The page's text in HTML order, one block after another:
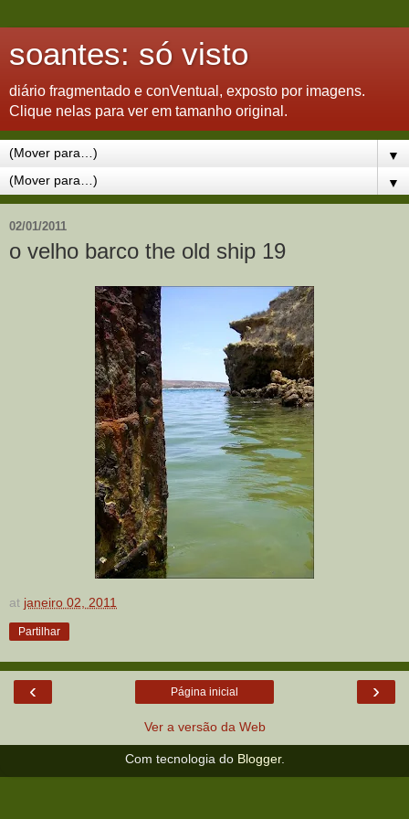
soantes: só visto
diário fragmentado e conVentual, exposto por imagens.
Clique nelas para ver em tamanho original.
▼
▼
02/01/2011
o velho barco the old ship 19
at janeiro 02, 2011
Partilhar
‹ ›
Página inicial
Ver a versão da Web
Com tecnologia do Blogger.